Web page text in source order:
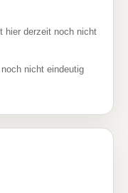
hier derzeit noch nicht
nicht eindeutig